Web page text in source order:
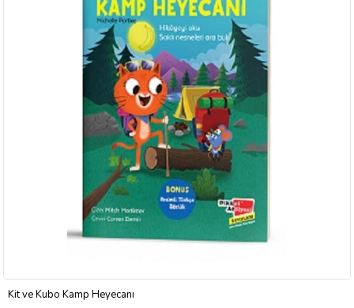
Kit ve Kubo Kamp Heyecanı